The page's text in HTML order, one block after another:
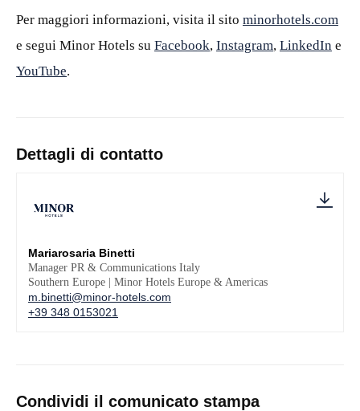
Per maggiori informazioni, visita il sito minorhotels.com
e segui Minor Hotels su Facebook, Instagram, LinkedIn e
YouTube.
Dettagli di contatto
Mariarosaria Binetti
Manager PR & Communications Italy
Southern Europe | Minor Hotels Europe & Americas
m.binetti@minor-hotels.com
+39 348 0153021
Condividi il comunicato stampa